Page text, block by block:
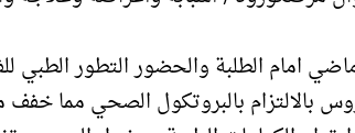
امام الطلبة والحضور التطور
بالالتزام بالبروتكول الصحي مما